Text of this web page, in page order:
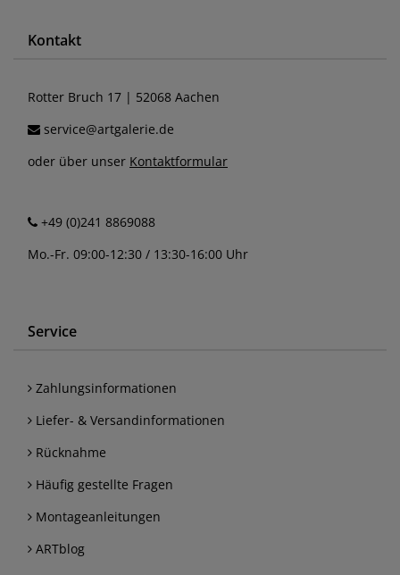
Kontakt
Rotter Bruch 17 | 52068 Aachen
service@artgalerie.de
oder über unser Kontaktformular
+49 (0)241 8869088
Mo.-Fr. 09:00-12:30 / 13:30-16:00 Uhr
Service
Zahlungsinformationen
Liefer- & Versandinformationen
Rücknahme
Häufig gestellte Fragen
Montageanleitungen
ARTblog